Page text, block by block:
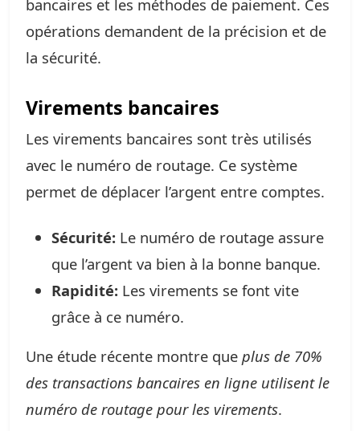
bancaires et les méthodes de paiement. Ces
opérations demandent de la précision et de
la sécurité.
Virements bancaires
Les virements bancaires sont très utilisés
avec le numéro de routage. Ce système
permet de déplacer l’argent entre comptes.
Sécurité: Le numéro de routage assure
que l’argent va bien à la bonne banque.
Rapidité: Les virements se font vite
grâce à ce numéro.
Une étude récente montre que plus de 70%
des transactions bancaires en ligne utilisent le
numéro de routage pour les virements.